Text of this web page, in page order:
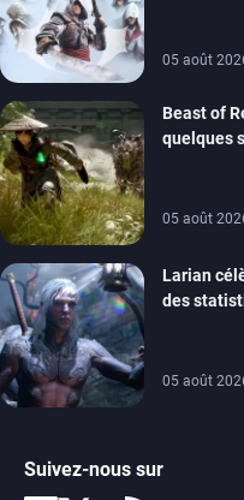
05 août
Beast of
quelques
05 août
Larian
des
05 août
Suivez-nous sur